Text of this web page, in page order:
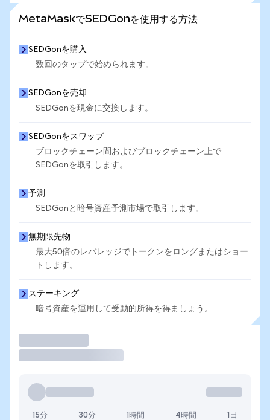
MetaMaskでSEDGonを使用する方法
SEDGonを購入
数回のタップで始められます。
SEDGonを売却
SEDGonを現金に交換します。
SEDGonをスワップ
ブロックチェーン間およびブロックチェーン上で
SEDGonを取引します。
予測
SEDGonと暗号資産予測市場で取引します。
無期限先物
最大50倍のレバレッジでトークンをロングまたはショー
トします。
ステーキング
暗号資産を運用して受動的所得を得ましょう。
15分 30分 1時間 4時間 1日